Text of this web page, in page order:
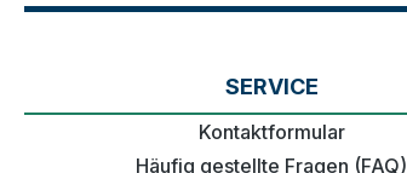
SERVICE
Kontaktformular
Häufig gestellte Fragen (FAQ)